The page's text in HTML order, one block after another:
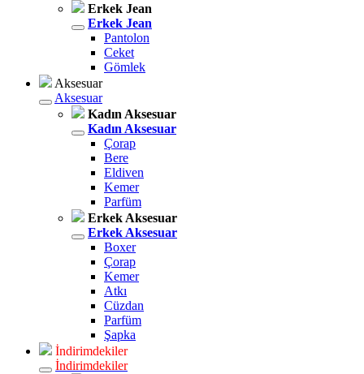
Erkek Jean
Erkek Jean
Pantolon
Ceket
Gömlek
Aksesuar
Aksesuar
Kadın Aksesuar
Kadın Aksesuar
Çorap
Bere
Eldiven
Kemer
Parfüm
Erkek Aksesuar
Erkek Aksesuar
Boxer
Çorap
Kemer
Atkı
Cüzdan
Parfüm
Şapka
İndirimdekiler
İndirimdekiler